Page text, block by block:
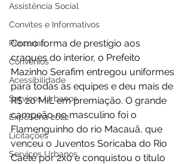
Assistência Social
Convites e Informativos
Parcerias
Convênios
Acessibilidade
Serviços Urbanos
ExpoSena 2022
Licitações
Serviços Urbanos
Como forma de prestígio aos
craques do interior, o Prefeito
Mazinho Serafim entregou uniformes
para todas as equipes e deu mais de
R$ 20 MIL em premiação. O grande
campeão no masculino foi o
Flamenguinho do rio Macauã, que
venceu o Juventos Soricaba do Rio
Caeté por 2x0 e conquistou o título